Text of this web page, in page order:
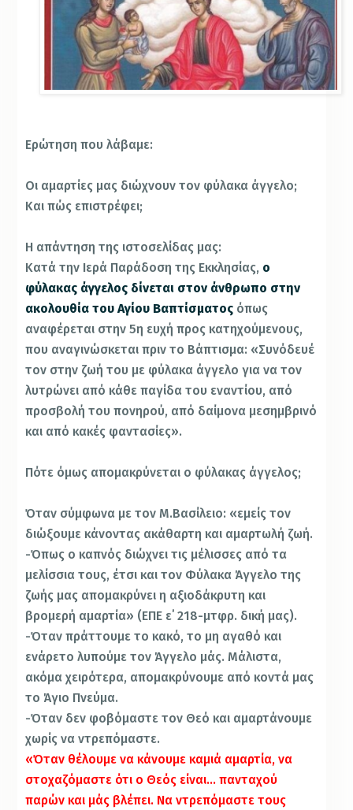
Ερώτηση που λάβαμε:
Οι αμαρτίες μας διώχνουν τον φύλακα άγγελο;
Και πώς επιστρέφει;
Η απάντηση της ιστοσελίδας μας:
Κατά την Ιερά Παράδοση της Εκκλησίας, ο
φύλακας άγγελος δίνεται στον άνθρωπο στην
ακολουθία του Αγίου Βαπτίσματος όπως
αναφέρεται στην 5η ευχή προς κατηχούμενους,
που αναγινώσκεται πριν το Βάπτισμα: «Συνόδευέ
τον στην ζωή του με φύλακα άγγελο για να τον
λυτρώνει από κάθε παγίδα του εναντίου, από
προσβολή του πονηρού, από δαίμονα μεσημβρινό
και από κακές φαντασίες».
Πότε όμως απομακρύνεται ο φύλακας άγγελος;
Όταν σύμφωνα με τον Μ.Βασίλειο: «εμείς τον
διώξουμε κάνοντας ακάθαρτη και αμαρτωλή ζωή.
-Όπως ο καπνός διώχνει τις μέλισσες από τα
μελίσσια τους, έτσι και τον Φύλακα Άγγελο της
ζωής μας απομακρύνει η αξιοδάκρυτη και
βρομερή αμαρτία» (ΕΠΕ ε΄ 218-μτφρ. δική μας).
-Όταν πράττουμε το κακό, το μη αγαθό και
ενάρετο λυπούμε τον Άγγελο μάς. Μάλιστα,
ακόμα χειρότερα, απομακρύνουμε από κοντά μας
το Άγιο Πνεύμα.
-Όταν δεν φοβόμαστε τον Θεό και αμαρτάνουμε
χωρίς να ντρεπόμαστε.
«Όταν θέλουμε να κάνουμε καμιά αμαρτία, να
στοχαζόμαστε ότι ο Θεός είναι… πανταχού
παρών και μάς βλέπει. Να ντρεπόμαστε τους